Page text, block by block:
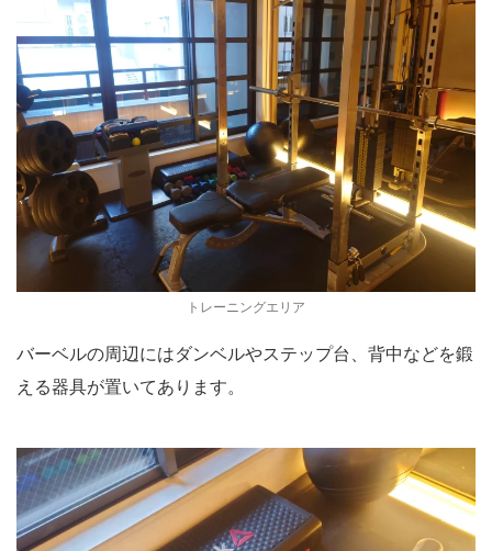
トレーニングエリア
バーベルの周辺にはダンベルやステップ台、背中などを鍛
える器具が置いてあります。